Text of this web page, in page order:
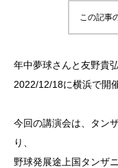
この記事
年中夢球さんと友野貴
2022/12/18に横浜で開
今回の講演会は、タン
り、
野球発展途上国タンザ